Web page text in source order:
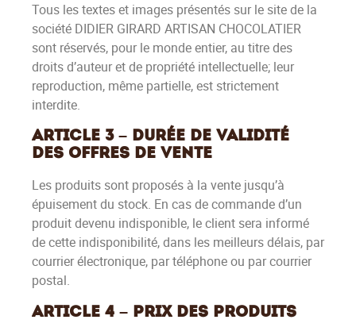
Tous les textes et images présentés sur le site de la
société DIDIER GIRARD ARTISAN CHOCOLATIER
sont réservés, pour le monde entier, au titre des
droits d’auteur et de propriété intellectuelle; leur
reproduction, même partielle, est strictement
interdite.
Article 3 – Durée de validité
des offres de vente
Les produits sont proposés à la vente jusqu’à
épuisement du stock. En cas de commande d’un
produit devenu indisponible, le client sera informé
de cette indisponibilité, dans les meilleurs délais, par
courrier électronique, par téléphone ou par courrier
postal.
Article 4 – Prix des produits